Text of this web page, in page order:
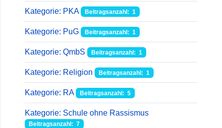
Kategorie: PKA Beitragsanzahl: 1
Kategorie: PuG Beitragsanzahl: 1
Kategorie: QmbS Beitragsanzahl: 1
Kategorie: Religion Beitragsanzahl: 1
Kategorie: RA Beitragsanzahl: 5
Kategorie: Schule ohne Rassismus
Beitragsanzahl: 7